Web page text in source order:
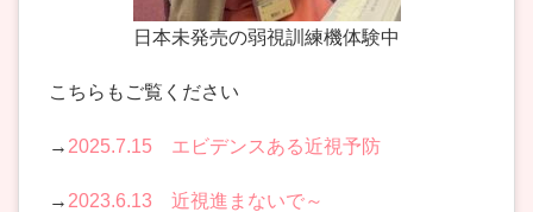
日本未発売の弱視訓練機体験中
こちらもご覧ください
→ 2025.7.15 エビデンスある近視予防
→ 2023.6.13 近視進まないで～